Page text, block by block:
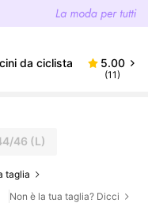
da ciclista
5.00
(11)
46 (L)
taglia
Non è la tua taglia? Dicci